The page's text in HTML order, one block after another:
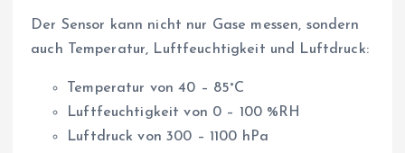
Der Sensor kann nicht nur Gase messen, sondern
auch Temperatur, Luftfeuchtigkeit und Luftdruck:
Temperatur von 40 – 85°C
Luftfeuchtigkeit von 0 – 100 %RH
Luftdruck von 300 – 1100 hPa